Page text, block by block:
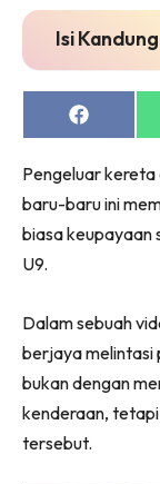
Isi
Share
on
Pengeluar
baru-baru ini
biasa keupayaan
U9.
Dalam sebuah
berjaya melintasi
bukan dengan
kenderaan,
tersebut.